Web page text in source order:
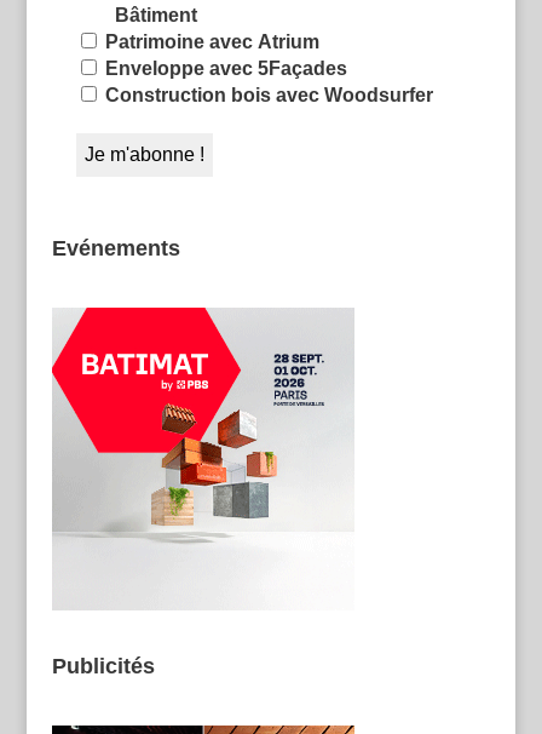
Bâtiment
Patrimoine avec Atrium
Enveloppe avec 5Façades
Construction bois avec Woodsurfer
Evénements
Publicités